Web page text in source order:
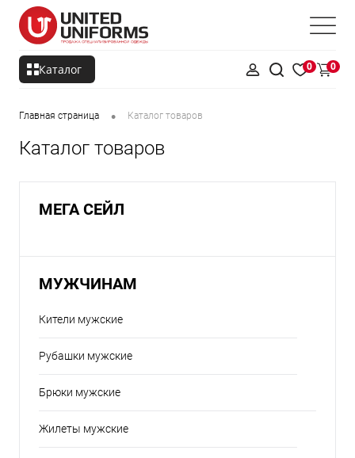
Каталог 0 0
Главная страница • Каталог товаров
Каталог товаров
МЕГА СЕЙЛ
МУЖЧИНАМ
Кители мужские
Рубашки мужские
Брюки мужские
Жилеты мужские